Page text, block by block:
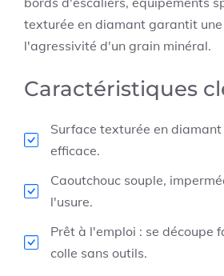
texturée en diamant garantit
l'agressivité d'un grain minéral.
Caractéristiques
Surface texturée en
efficace.
Caoutchouc souple,
l'usure.
Prêt à l'emploi : se découpe
colle sans outils.